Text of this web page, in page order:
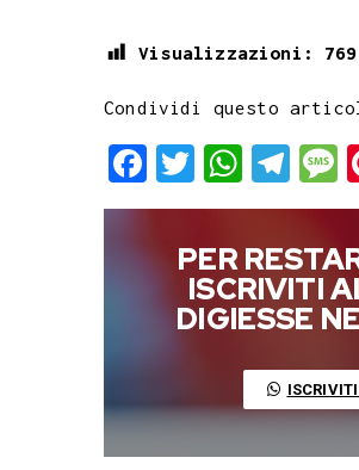
Visualizzazioni: 769
Condividi questo
F
a
e
b
k
T
w
i
t
t
W
h
a
t
s
p
T
e
l
e
g
a
m
M
e
s
s
a
e
PER
ISCRIVITI
DIGIESSE